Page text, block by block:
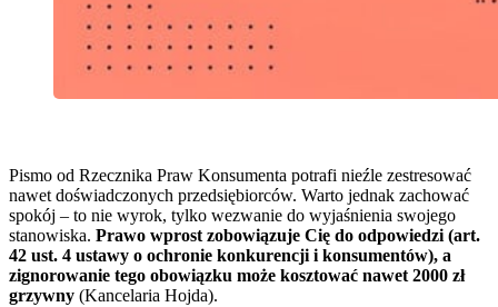
Pismo od Rzecznika Praw Konsumenta potrafi nieźle zestresować
nawet doświadczonych przedsiębiorców. Warto jednak zachować
spokój – to nie wyrok, tylko wezwanie do wyjaśnienia swojego
stanowiska. Prawo wprost zobowiązuje Cię do odpowiedzi (art.
42 ust. 4 ustawy o ochronie konkurencji i konsumentów), a
zignorowanie tego obowiązku może kosztować nawet 2000 zł
grzywny (Kancelaria Hojda).